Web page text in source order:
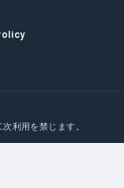
利用を禁じます。